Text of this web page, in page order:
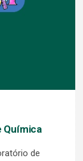
Química
de